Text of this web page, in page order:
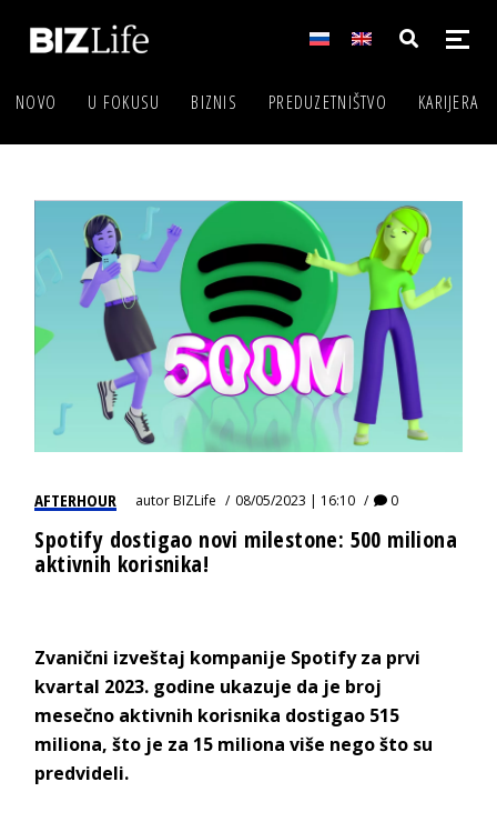
NOVO U FOKUSU BIZNIS PREDUZETNIŠTVO KARIJERA
AFTERHOUR autorBIZLife 08/05/2023 | 16:10 0
Spotify dostigao novi milestone: 500 miliona
aktivnih korisnika!
Zvanični izveštaj kompanije Spotify za prvi
kvartal 2023. godine ukazuje da je broj
mesečno aktivnih korisnika dostigao 515
miliona, što je za 15 miliona više nego što su
predvideli.